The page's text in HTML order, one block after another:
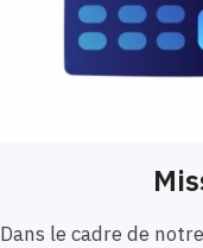
Dans le cadre de